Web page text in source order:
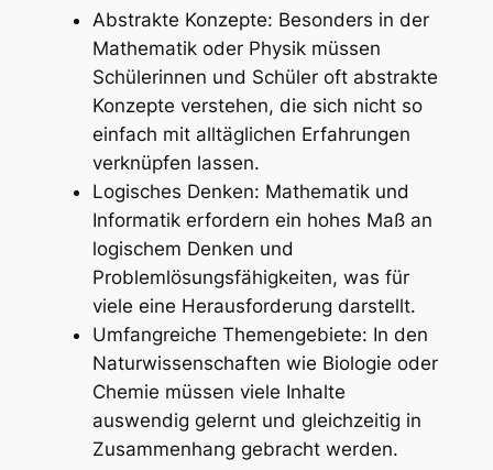
Abstrakte Konzepte: Besonders in der
Mathematik oder Physik müssen
Schülerinnen und Schüler oft abstrakte
Konzepte verstehen, die sich nicht so
einfach mit alltäglichen Erfahrungen
verknüpfen lassen.
Logisches Denken: Mathematik und
Informatik erfordern ein hohes Maß an
logischem Denken und
Problemlösungsfähigkeiten, was für
viele eine Herausforderung darstellt.
Umfangreiche Themengebiete: In den
Naturwissenschaften wie Biologie oder
Chemie müssen viele Inhalte
auswendig gelernt und gleichzeitig in
Zusammenhang gebracht werden.